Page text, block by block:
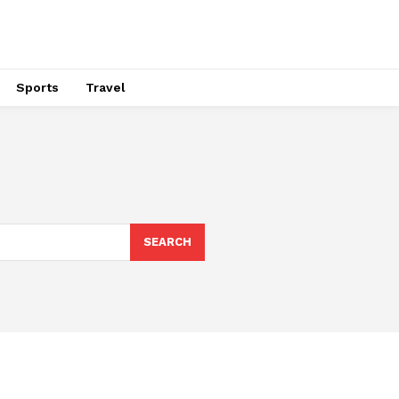
Sports Travel
SEARCH